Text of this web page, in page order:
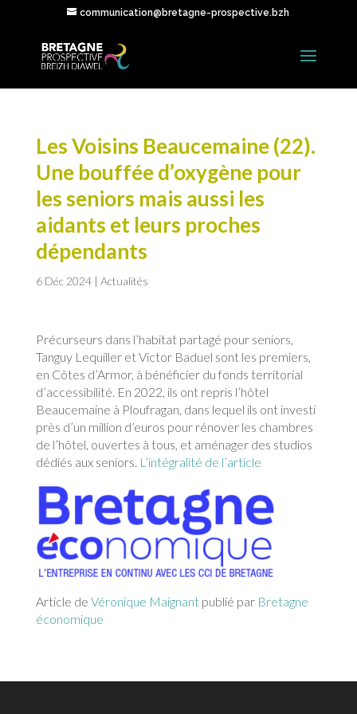
communication@bretagne-prospective.bzh
Les Voisins Beaucemaine (22).
Une bouffée d’oxygène pour
les seniors mais aussi les
aidants et leurs proches
dépendants
6 Déc 2024| Actualités
Précurseurs dans l’habitat partagé pour seniors,
Tanguy Lequiller et Victor Baduel sont les premiers,
en Côtes d’Armor, à bénéficier du fonds territorial
d’accessibilité. En 2022, ils ont repris l’hôtel
Beaucemaine à Ploufragan, dans lequel ils ont investi
près d’un million d’euros pour rénover les chambres
de l’hôtel, ouvertes à tous, et aménager des studios
dédiés aux seniors. L’intégralité de l’article
Article de Véronique Maignantpublié par Bretagne
économique